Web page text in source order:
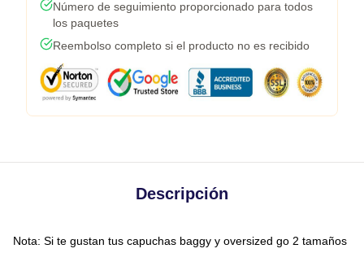
Número de seguimiento proporcionado para todos
los paquetes
Reembolso completo si el producto no es recibido
Descripción
Nota: Si te gustan tus capuchas baggy y oversized go 2 tamaños